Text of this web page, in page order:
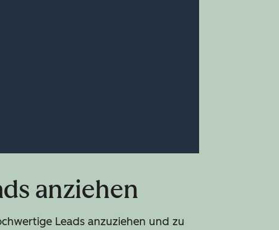
anziehen
Leads anzuziehen und zu